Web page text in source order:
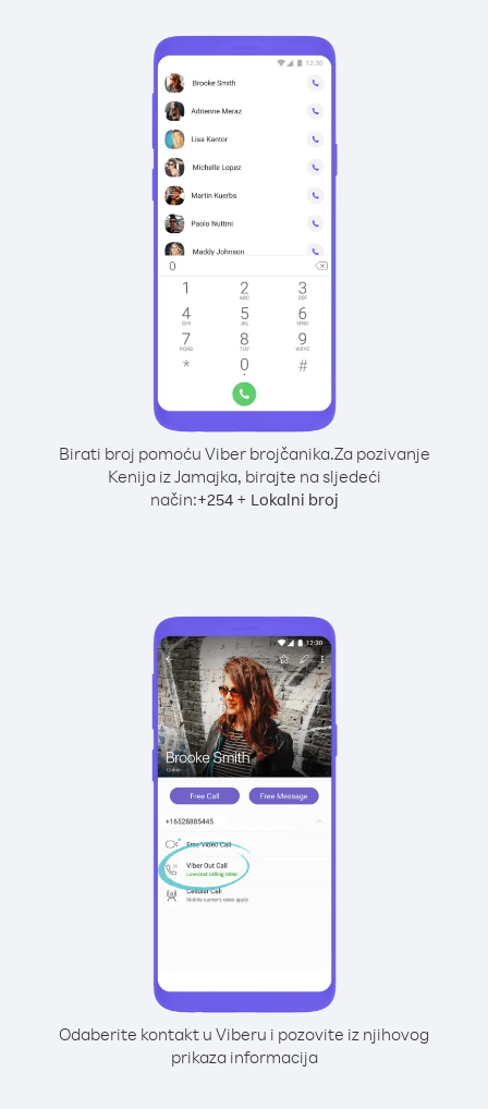
Birati broj pomoću Viber brojčanika.Za pozivanje
Kenija iz Jamajka, birajte na sljedeći
način:+254+ Lokalni broj
Odaberite kontakt u Viberu i pozovite iz njihovog
prikaza informacija